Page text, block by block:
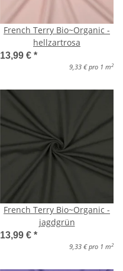
French Terry Bio~Organic -
hellzartrosa
13,99 € *
9,33 € pro 1 m 2
French Terry Bio~Organic -
jagdgrün
13,99 € *
9,33 € pro 1 m 2